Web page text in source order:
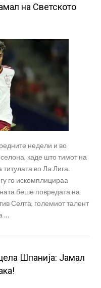
на Светското
недели и во
каде што тимот на
во Ла Лига.
го искомплицираа
беше повредата на
Селта, големиот талент
…
Шпанија: Јамал